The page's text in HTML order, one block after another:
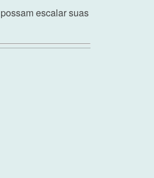
escalar suas